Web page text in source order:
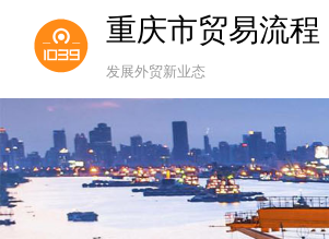
重庆市贸易流程
发展外贸新业态